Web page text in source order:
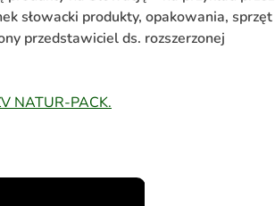
słowacki produkty, opakowania, sprzęt
przedstawiciel ds. rozszerzonej
NATUR-PACK.